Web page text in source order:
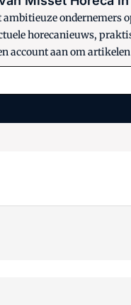
ondernemers
horecanieuws,
account aan om